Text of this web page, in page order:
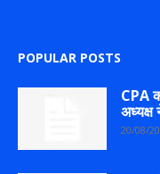
POPULAR POSTS
CPA
20/08/